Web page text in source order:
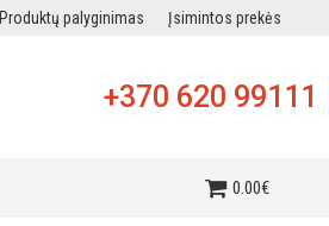
Produktų palyginimas Įsimintos prekės
+370 620 99111
0.00€